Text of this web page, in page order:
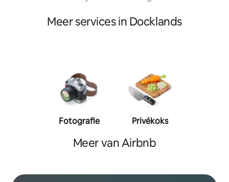
Meer services in Docklands
Fotografie Privékoks
Meer van Airbnb